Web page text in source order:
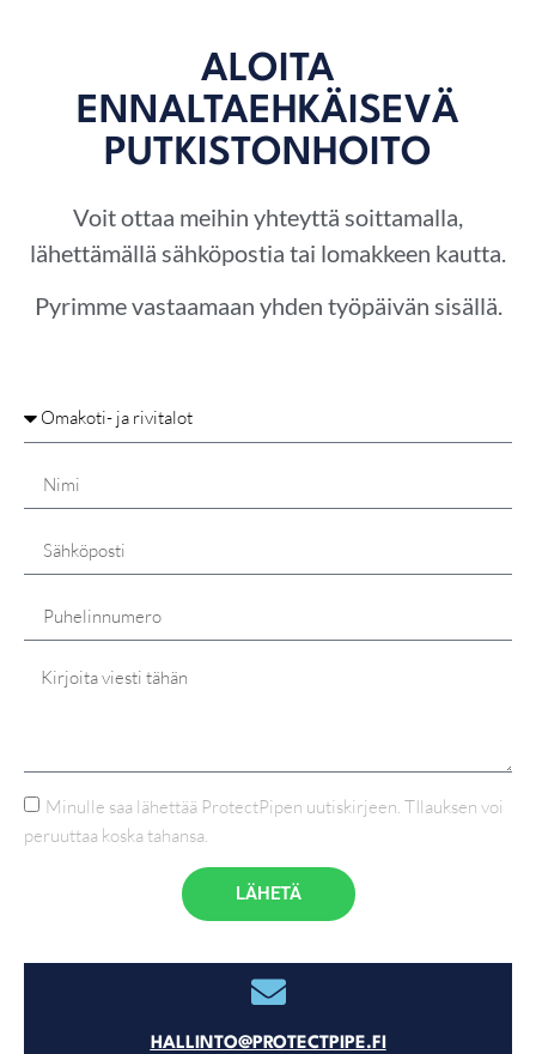
ALOITA
ENNALTAEHKÄISEVÄ
PUTKISTONHOITO
Voit ottaa meihin yhteyttä soittamalla,
lähettämällä sähköpostia tai lomakkeen kautta.
Pyrimme vastaamaan yhden työpäivän sisällä.
Minulle saa lähettää ProtectPipen uutiskirjeen. TIlauksen voi
peruuttaa koska tahansa.
LÄHETÄ
HALLINTO@PROTECTPIPE.FI